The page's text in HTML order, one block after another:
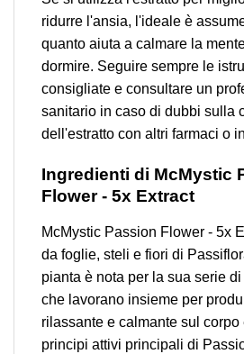
ridurre l'ansia, l'ideale è
quanto aiuta a calmare la
dormire. Seguire sempre le
consigliate e consultare un
sanitario in caso di dubbi sulla
dell'estratto con altri farmaci o
Ingredienti di McMystic
Flower - 5x Extract
McMystic Passion Flower - 5x
da foglie, steli e fiori di
pianta è nota per la sua serie
che lavorano insieme per
rilassante e calmante sul corpo
principi attivi principali di